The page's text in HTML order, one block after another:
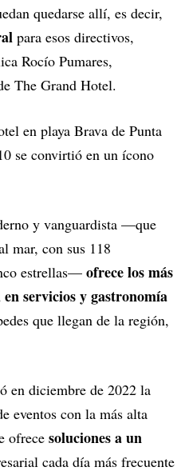
quedarse allí, es decir,
para esos directivos,
Rocío Pumares,
The Grand Hotel.
en playa Brava de Punta
se convirtió en un ícono
y vanguardista —que
mar, con sus 118
estrellas— ofrece los más
servicios y gastronomía
que llegan de la región,
en diciembre de 2022 la
eventos con la más alta
ofrece soluciones a un
cada día más frecuente